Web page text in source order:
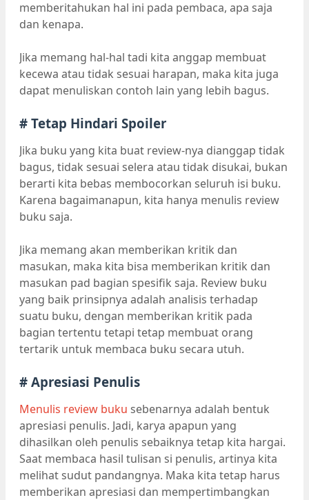
memberitahukan hal ini pada pembaca, apa saja
dan kenapa.
Jika memang hal-hal tadi kita anggap membuat
kecewa atau tidak sesuai harapan, maka kita juga
dapat menuliskan contoh lain yang lebih bagus.
# Tetap Hindari Spoiler
Jika buku yang kita buat review-nya dianggap tidak
bagus, tidak sesuai selera atau tidak disukai, bukan
berarti kita bebas membocorkan seluruh isi buku.
Karena bagaimanapun, kita hanya menulis review
buku saja.
Jika memang akan memberikan kritik dan
masukan, maka kita bisa memberikan kritik dan
masukan pad bagian spesifik saja. Review buku
yang baik prinsipnya adalah analisis terhadap
suatu buku, dengan memberikan kritik pada
bagian tertentu tetapi tetap membuat orang
tertarik untuk membaca buku secara utuh.
# Apresiasi Penulis
Menulis review buku sebenarnya adalah bentuk
apresiasi penulis. Jadi, karya apapun yang
dihasilkan oleh penulis sebaiknya tetap kita hargai.
Saat membaca hasil tulisan si penulis, artinya kita
melihat sudut pandangnya. Maka kita tetap harus
memberikan apresiasi dan mempertimbangkan